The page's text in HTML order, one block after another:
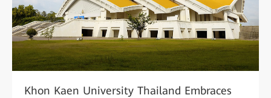
Khon Kaen University Thailand Embraces